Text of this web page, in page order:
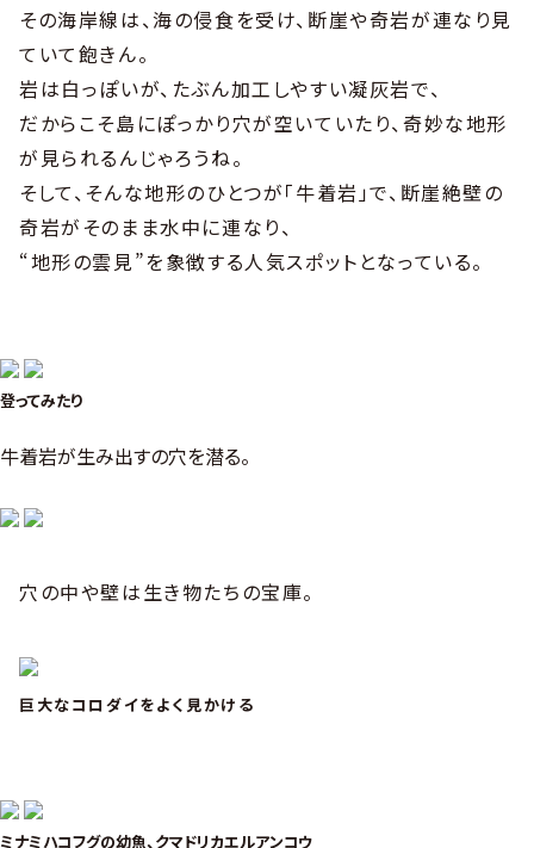
その海岸線は、海の侵食を受け、断崖や奇岩が連なり見
ていて飽きん。
岩は白っぽいが、たぶん加工しやすい凝灰岩で、
だからこそ島にぽっかり穴が空いていたり、奇妙な地形
が見られるんじゃろうね。
そして、そんな地形のひとつが「牛着岩」で、断崖絶壁の
奇岩がそのまま水中に連なり、
“地形の雲見”を象徴する人気スポットとなっている。
登ってみたり
牛着岩が生み出すの穴を潜る。
穴の中や壁は生き物たちの宝庫。
巨大なコロダイをよく見かける
ミナミハコフグの幼魚、クマドリカエルアンコウ